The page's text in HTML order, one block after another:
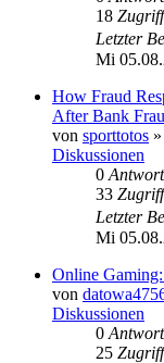
18
Letzter
Mi
How Fraud
After Bank
von sporttotos »
Diskussionen
0
33
Letzter
Mi
Online
von
Diskussionen
0
25